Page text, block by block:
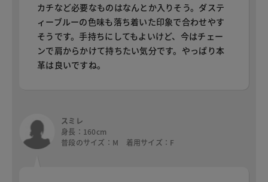
カチなど必要なものはなんとか入りそう。ダステ
ィーブルーの色味も落ち着いた印象で合わせやす
そうです。手持ちにしてもよいけど、今はチェー
ンで肩からかけて持ちたい気分です。やっぱり本
革は良いですね。
スミレ
身長：160cm
普段のサイズ：M 着用サイズ：F